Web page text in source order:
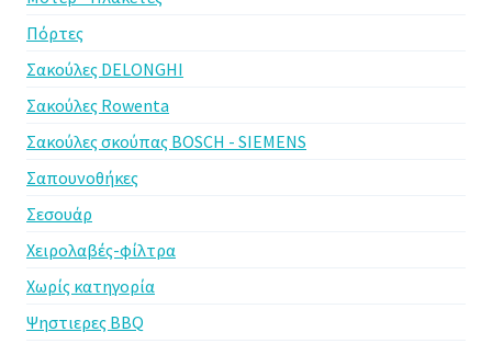
Πόρτες
Σακούλες DELONGHI
Σακούλες Rowenta
Σακούλες σκούπας BOSCH - SIEMENS
Σαπουνοθήκες
Σεσουάρ
Χειρολαβές-φίλτρα
Χωρίς κατηγορία
Ψηστιερες BBQ